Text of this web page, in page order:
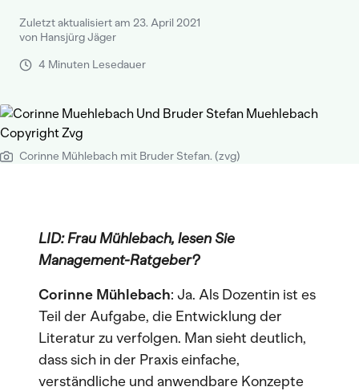
Zuletzt aktualisiert am 23. April 2021
von Hansjürg Jäger
4 Minuten Lesedauer
Corinne Mühlebach mit Bruder Stefan. (zvg)
LID: Frau Mühlebach, lesen Sie
Management-Ratgeber?
Corinne Mühlebach: Ja. Als Dozentin ist es
Teil der Aufgabe, die Entwicklung der
Literatur zu verfolgen. Man sieht deutlich,
dass sich in der Praxis einfache,
verständliche und anwendbare Konzepte